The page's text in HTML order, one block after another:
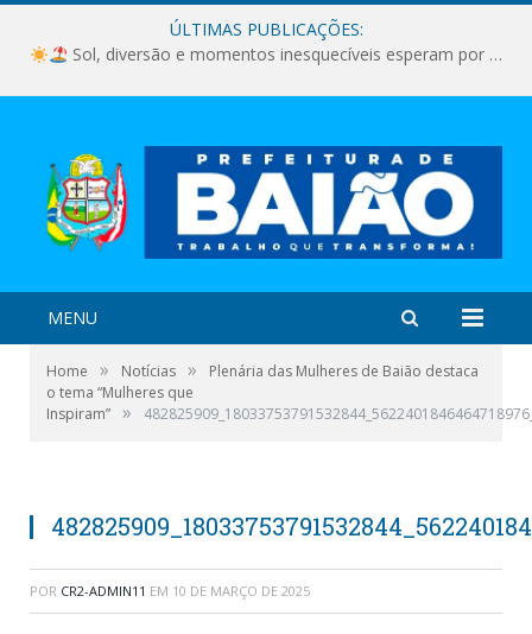
ÚLTIMAS PUBLICAÇÕES:
Sol, diversão e momentos inesquecíveis esperam por você!
MENU
Home » Notícias »
Plenária das Mulheres de Baião destaca
o tema “Mulheres que
Inspiram” »
POR CR2-ADMIN11 EM 10 DE MARÇO DE 2025